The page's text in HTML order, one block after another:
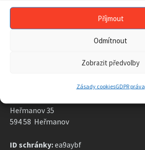
Příjmout
Odmítnout
Zobrazit předvolby
Zásady cookiesGDPR práva
ARCHIV
Heřmanov 35
594 58 Heřmanov
ID schránky:ea9aybf